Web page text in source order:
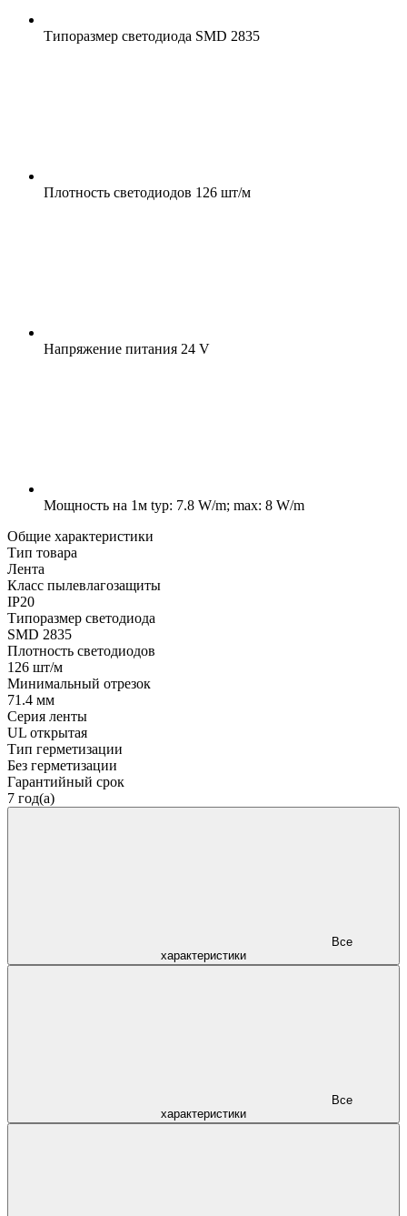
Типоразмер светодиода SMD 2835
Плотность светодиодов 126 шт/м
Напряжение питания 24 V
Мощность на 1м typ: 7.8 W/m; max: 8 W/m
Общие характеристики
Тип товара
Лента
Класс пылевлагозащиты
IP20
Типоразмер светодиода
SMD 2835
Плотность светодиодов
126 шт/м
Минимальный отрезок
71.4 мм
Серия ленты
UL открытая
Тип герметизации
Без герметизации
Гарантийный срок
7 год(а)
характеристики
характеристики